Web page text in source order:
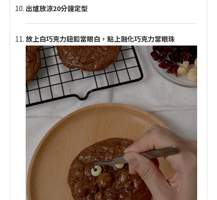
出爐放涼20分鐘定型
放上白巧克力鈕釦當眼白，點上融化巧克力當眼珠